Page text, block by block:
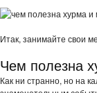
Итак, занимайте свои
Чем полезна
Как ни странно, но на